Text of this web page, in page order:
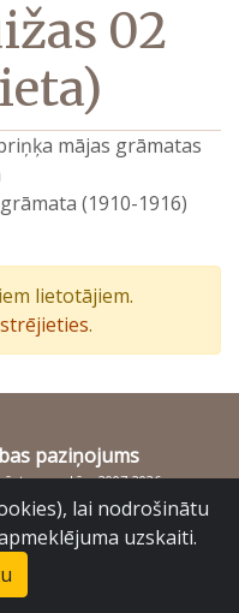
02
mājas grāmatas
(1910-1916)
lietotājiem.
.
paziņojums
arhīvs 2007-2026
LV – 1048lai nodrošinātu
uzskaiti.